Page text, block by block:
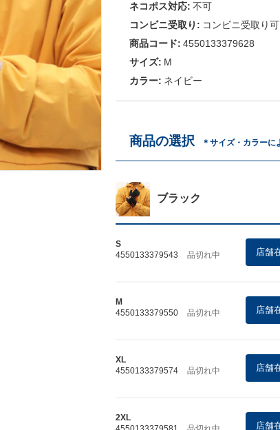
ネコポス対応: 不可
コンビニ受取り: コンビニ受取り可
商品コード: 4550133379628
サイズ: M
カラー: ネイビー
商品の選択 ＊サイズ・カラーに
ブラック
S
4550133379543
品切れ中 店舗
M
4550133379550
品切れ中 店舗
XL
4550133379574
品切れ中 店舗
2XL
店舗